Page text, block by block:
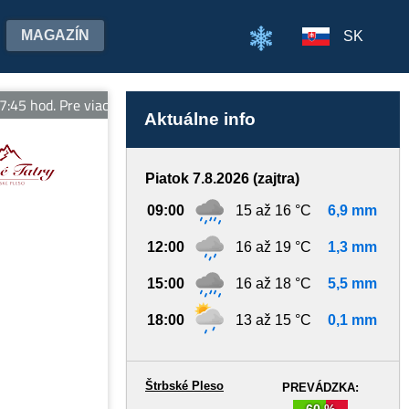
MAGAZÍN SK
Pre viac informácií sledujte vt.sk
Aktuálne info
Piatok 7.8.2026 (zajtra)
09:00 15 až 16 °C 6,9 mm
12:00 16 až 19 °C 1,3 mm
15:00 16 až 18 °C 5,5 mm
18:00 13 až 15 °C 0,1 mm
PREVÁDZKA:
Štrbské Pleso